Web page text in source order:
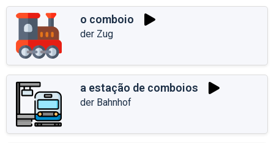
o comboio
der Zug
a estação de comboios
der Bahnhof